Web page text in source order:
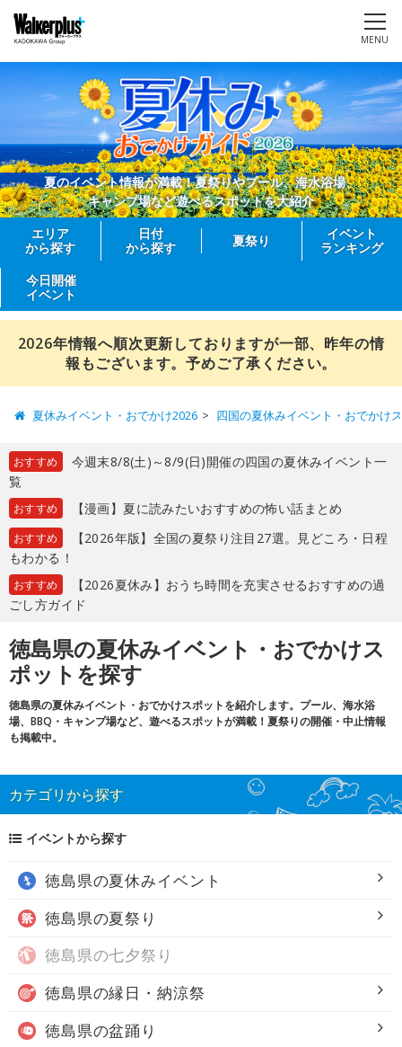
MENU
夏のイベント情報が満載！夏祭りやプール、海水浴場、
キャンプ場など遊べるスポットを大紹介
エリア
から探す
日付
から探す
夏祭り
イベント
ランキング
今日開催
イベント
2026年情報へ順次更新しておりますが一部、昨年の情
報もございます。予めご了承ください。
夏休みイベント・おでかけ2026 四国の夏休みイベント・おでかけ
おすすめ
今週末8/8(土)～8/9(日)開催の四国の夏休みイベント一
覧
おすすめ 【漫画】夏に読みたいおすすめの怖い話まとめ
おすすめ
【2026年版】全国の夏祭り注目27選。見どころ・日程
もわかる！
おすすめ
【2026夏休み】おうち時間を充実させるおすすめの過
ごし方ガイド
徳島県の夏休みイベント・おでかけス
ポットを探す
徳島県の夏休みイベント・おでかけスポットを紹介します。プール、海水浴
場、BBQ・キャンプ場など、遊べるスポットが満載！夏祭りの開催・中止情報
も掲載中。
カテゴリから探す
イベントから探す
徳島県の夏休みイベント
徳島県の夏祭り
徳島県の七夕祭り
徳島県の縁日・納涼祭
徳島県の盆踊り